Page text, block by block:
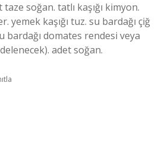
soğan. tatlı kaşığı kimyon.
yemek kaşığı tuz. su bardağı çiğ
bardağı domates rendesi veya
adet soğan.